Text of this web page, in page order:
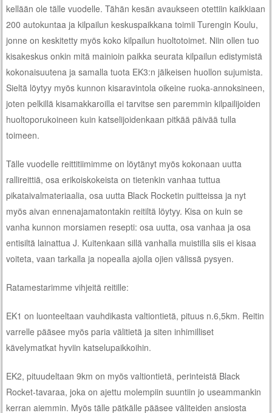
kellään ole tälle vuodelle. Tähän kesän avaukseen otettiin kaikkiaan
200 autokuntaa ja kilpailun keskuspaikkana toimii Turengin Koulu,
jonne on keskitetty myös koko kilpailun huoltotoimet. Niin ollen tuo
kisakeskus onkin mitä mainioin paikka seurata kilpailun edistymistä
kokonaisuutena ja samalla tuota EK3:n jälkeisen huollon sujumista.
Sieltä löytyy myös kunnon kisaravintola oikeine ruoka-annoksineen,
joten pelkillä kisamakkaroilla ei tarvitse sen paremmin kilpailijoiden
huoltoporukoineen kuin katselijoidenkaan pitkää päivää tulla
toimeen.
Tälle vuodelle reittitiimimme on löytänyt myös kokonaan uutta
rallireittiä, osa erikoiskokeista on tietenkin vanhaa tuttua
pikataivalmateriaalia, osa uutta Black Rocketin puitteissa ja nyt
myös aivan ennenajamatontakin reitiltä löytyy. Kisa on kuin se
vanha kunnon morsiamen resepti: osa uutta, osa vanhaa ja osa
entisiltä lainattua J. Kuitenkaan sillä vanhalla muistilla siis ei kisaa
voiteta, vaan tarkalla ja nopealla ajolla ojien välissä pysyen.
Ratamestarimme vihjeitä reitille:
EK1 on luonteeltaan vauhdikasta valtiontietä, pituus n.6,5km. Reitin
varrelle pääsee myös paria välitietä ja siten inhimilliset
kävelymatkat hyviin katselupaikkoihin.
EK2, pituudeltaan 9km on myös valtiontietä, perinteistä Black
Rocket-tavaraa, joka on ajettu molempiin suuntiin jo useammankin
kerran aiemmin. Myös tälle pätkälle pääsee väliteiden ansiosta